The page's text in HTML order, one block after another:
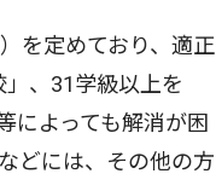
を定めており、適正
、31学級以上を
によっても解消が困
どには、その他の方